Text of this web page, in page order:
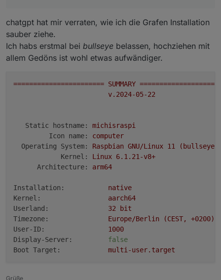
chatgpt hat mir verraten, wie ich die Grafen Installation
sauber ziehe.
Ich habs erstmal bei bullseye belassen, hochziehen mit
allem Gedöns ist wohl etwas aufwändiger.
======================= SUMMARY
v.2024-05-22
Static hostname:
michisraspi
Icon name:
computer
Operating System:
Raspbian GNU/Linux 11
(bullseye)
Kernel:
Linux 6.1 .21 -v8+
Architecture:
arm64
Installation:
native
Kernel:
aarch64
Userland:
32
bit
Timezone:
Europe/Berlin (CEST,
+0200)
User-ID:
1000
Display-Server:
false
Boot Target:
multi-user.target
Grüße